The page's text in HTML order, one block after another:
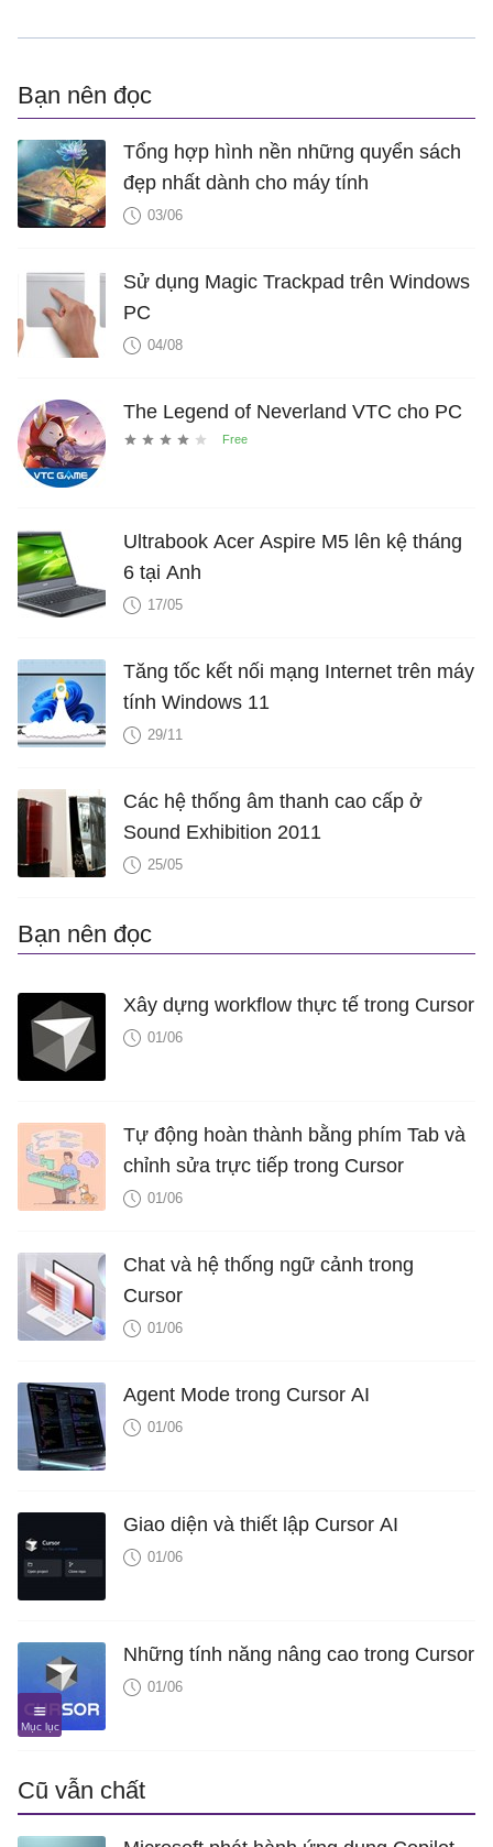
Bạn nên đọc
Tổng hợp hình nền những quyển sách
đẹp nhất dành cho máy tính
03/06
Sử dụng Magic Trackpad trên Windows
PC
04/08
The Legend of Neverland VTC cho PC
Ultrabook Acer Aspire M5 lên kệ tháng
6 tại Anh
17/05
Tăng tốc kết nối mạng Internet trên máy
tính Windows 11
29/11
Các hệ thống âm thanh cao cấp ở
Sound Exhibition 2011
25/05
Bạn nên đọc
Xây dựng workflow thực tế trong Cursor
01/06
Tự động hoàn thành bằng phím Tab và
chỉnh sửa trực tiếp trong Cursor
01/06
Chat và hệ thống ngữ cảnh trong
Cursor
01/06
Agent Mode trong Cursor AI
01/06
Giao diện và thiết lập Cursor AI
01/06
Những tính năng nâng cao trong Cursor
01/06
Cũ vẫn chất